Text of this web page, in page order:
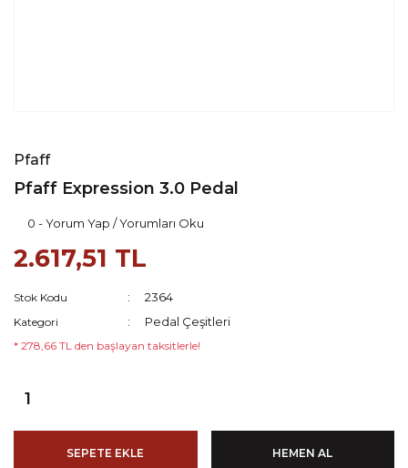
Pfaff
Pfaff Expression 3.0 Pedal
0 - Yorum Yap / Yorumları Oku
2.617,51 TL
Stok Kodu 2364
Kategori Pedal Çeşitleri
* 278,66 TL den başlayan taksitlerle!
SEPETE EKLE HEMEN AL